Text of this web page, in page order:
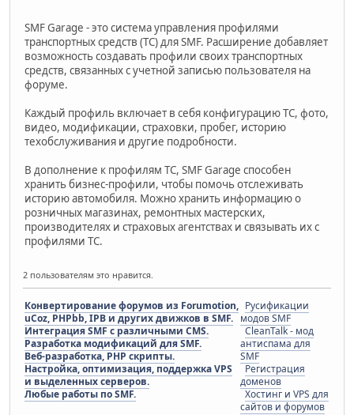
SMF Garage - это система управления профилями
транспортных средств (ТС) для SMF. Расширение добавляет
возможность создавать профили своих транспортных
средств, связанных с учетной записью пользователя на
форуме.
Каждый профиль включает в себя конфигурацию ТС, фото,
видео, модификации, страховки, пробег, историю
техобслуживания и другие подробности.
В дополнение к профилям ТС, SMF Garage способен
хранить бизнес-профили, чтобы помочь отслеживать
историю автомобиля. Можно хранить информацию о
розничных магазинах, ремонтных мастерских,
производителях и страховых агентствах и связывать их с
профилями ТС.
2 пользователям это нравится.
Конвертирование форумов из Forumotion,
uCoz, PHPbb, IPB и других движков в SMF.
Интеграция SMF с различными CMS.
Разработка модификаций для SMF.
Веб-разработка, PHP скрипты.
Настройка, оптимизация, поддержка VPS
и выделенных серверов.
Любые работы по SMF.
Русификации
модов SMF
CleanTalk - мод
антиспама для
SMF
Регистрация
доменов
Хостинг и VPS для
сайтов и форумов